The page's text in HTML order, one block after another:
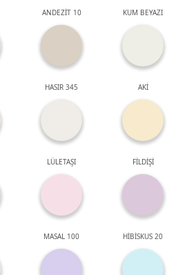
ANDEZİT 10 KUM BEYAZI
HASIR 345 AKİ
LÜLETAŞI FİLDİŞİ
MASAL 100 HİBİSKUS 20